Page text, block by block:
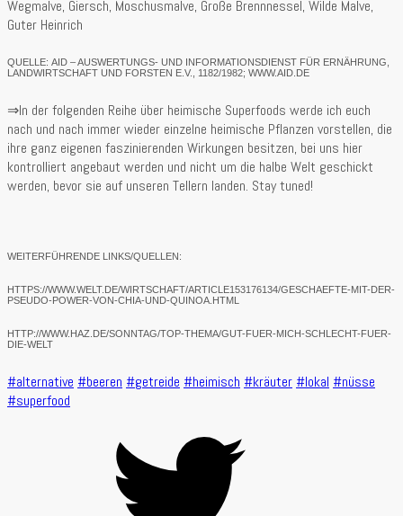
Wegmalve, Giersch, Moschusmalve, Große Brennnessel, Wilde Malve,
Guter Heinrich
QUELLE: AID – AUSWERTUNGS- UND INFORMATIONSDIENST FÜR ERNÄHRUNG,
LANDWIRTSCHAFT UND FORSTEN E.V., 1182/1982; WWW.AID.DE
⇒In der folgenden Reihe über heimische Superfoods werde ich euch
nach und nach immer wieder einzelne heimische Pflanzen vorstellen, die
ihre ganz eigenen faszinierenden Wirkungen besitzen, bei uns hier
kontrolliert angebaut werden und nicht um die halbe Welt geschickt
werden, bevor sie auf unseren Tellern landen. Stay tuned!
WEITERFÜHRENDE LINKS/QUELLEN:
HTTPS://WWW.WELT.DE/WIRTSCHAFT/ARTICLE153176134/GESCHAEFTE-MIT-DER-
PSEUDO-POWER-VON-CHIA-UND-QUINOA.HTML
HTTP://WWW.HAZ.DE/SONNTAG/TOP-THEMA/GUT-FUER-MICH-SCHLECHT-FUER-
DIE-WELT
#alternative #beeren #getreide #heimisch #kräuter #lokal #nüsse
#superfood